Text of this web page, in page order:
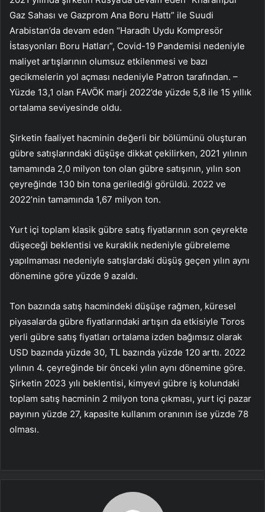
Gaz Sahası ve Gazprom Ana Boru Hattı” ile Suudi
Arabistan’da devam eden “Haradh Uydu Kompresör
İstasyonları Boru Hatları”, Covid-19 Pandemisi nedeniyle
maliyet artışlarının olumsuz etkilenmesi ve bazı
gecikmelerin yol açması nedeniyle Patron tarafından. –
Yüzde 13,1 olan FAVÖK marjı 2022’de yüzde 5,8 ile 15 yıllık
ortalama seviyesinde oldu.
Şirketin faaliyet hacminin değerli bir bölümünü oluşturan
gübre satışlarındaki düşüşe dikkat çekilirken, 2021 yılının
tamamında 2,0 milyon ton olan gübre satışının, yılın son
çeyreğinde 130 bin tona gerilediği görüldü. 2022 ve
2022’nin tamamında 1,67 milyon ton.
Yurt içi toplam klasik gübre satış fiyatlarının son çeyrekte
düşeceği beklentisi ve kuraklık nedeniyle gübreleme
yapılmaması nedeniyle satışlardaki düşüş geçen yılın aynı
dönemine göre yüzde 9 azaldı.
Ton bazında satış hacmindeki düşüşe rağmen, küresel
piyasalarda gübre fiyatlarındaki artışın da etkisiyle Toros
yerli gübre satış fiyatları ortalama izden bağımsız olarak
USD bazında yüzde 30, TL bazında yüzde 120 arttı. 2022
yılının 4. çeyreğinde bir önceki yılın aynı dönemine göre.
Şirketin 2023 yılı beklentisi, kimyevi gübre iş kolundaki
toplam satış hacminin 2 milyon tona çıkması, yurt içi pazar
payının yüzde 27, kapasite kullanım oranının ise yüzde 78
olması.